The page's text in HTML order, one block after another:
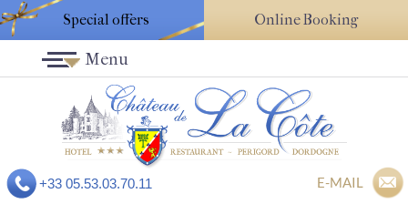
Special offers Online Booking
+33 05.53.03.70.11 E-MAIL
Menu